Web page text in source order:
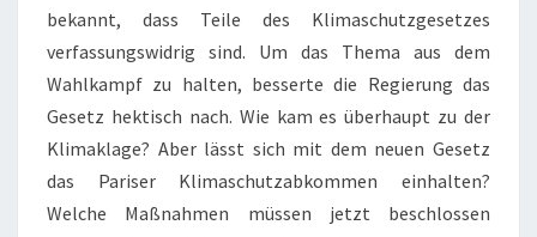
bekannt, dass Teile des Klimaschutzgesetzes
verfassungswidrig sind. Um das Thema aus dem
Wahlkampf zu halten, besserte die Regierung das
Gesetz hektisch nach. Wie kam es überhaupt zu der
Klimaklage? Aber lässt sich mit dem neuen Gesetz
das Pariser Klimaschutzabkommen einhalten?
Welche Maßnahmen müssen jetzt beschlossen